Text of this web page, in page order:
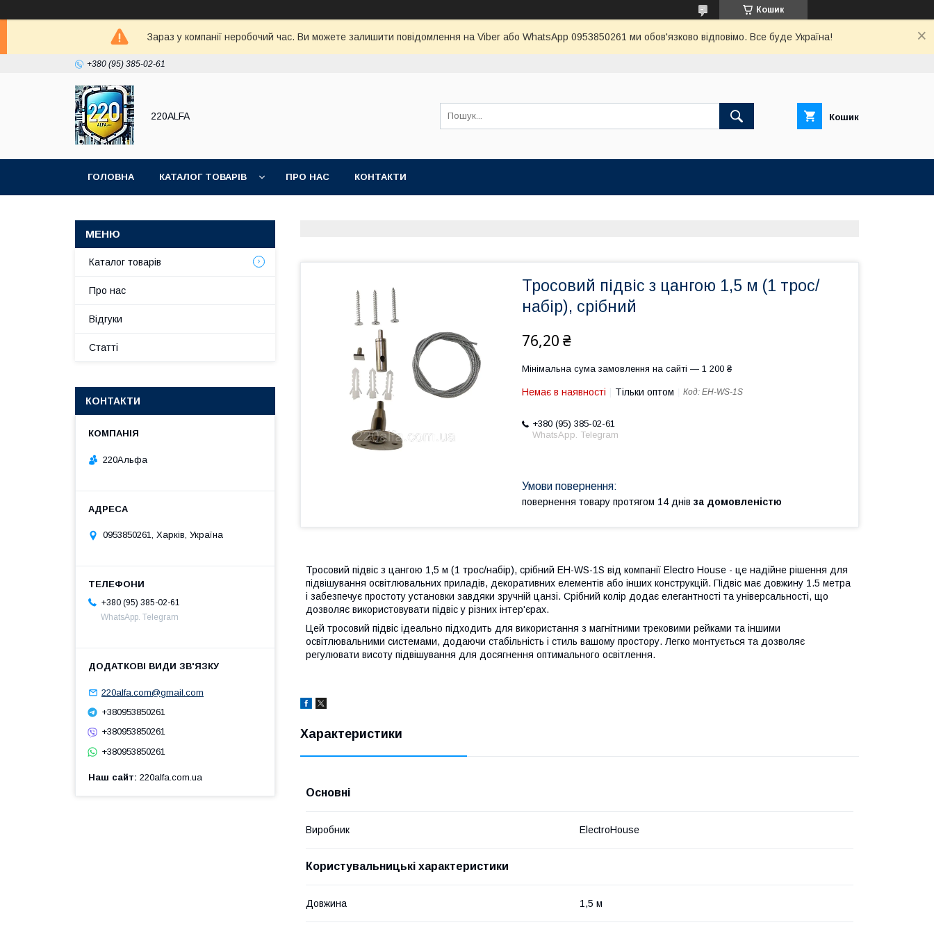
Кошик
Зараз у компанії неробочий час. Ви можете залишити повідомлення на Viber або WhatsApp 0953850261 ми обов'язково відповімо. Все буде Україна!
+380 (95) 385-02-61
220ALFA Кошик
ГОЛОВНА КАТАЛОГ ТОВАРІВ ПРО НАС КОНТАКТИ
Тросовий підвіс з цангою 1,5 м (1 трос/
набір), срібний
76,20 ₴
Мінімальна сума замовлення на сайті — 1 200 ₴
Немає в наявності Тільки оптом Код: EH-WS-1S
+380 (95) 385-02-61
WhatsApp. Telegram
повернення товару протягом 14 днів за домовленістю
Тросовий підвіс з цангою 1,5 м (1 трос/набір), срібний EH-WS-1S від компанії Electro House - це надійне рішення для
підвішування освітлювальних приладів, декоративних елементів або інших конструкцій. Підвіс має довжину 1.5 метра
і забезпечує простоту установки завдяки зручній цанзі. Срібний колір додає елегантності та універсальності, що
дозволяє використовувати підвіс у різних інтер'єрах.
Цей тросовий підвіс ідеально підходить для використання з магнітними трековими рейками та іншими
освітлювальними системами, додаючи стабільність і стиль вашому простору. Легко монтується та дозволяє
регулювати висоту підвішування для досягнення оптимального освітлення.
Характеристики
Основні
Виробник ElectroHouse
Користувальницькі характеристики
Довжина 1,5 м
Каталог товарів
Про нас
Відгуки
Статті
КОНТАКТИ
220Альфа
0953850261, Харків, Україна
+380 (95) 385-02-61
WhatsApp. Telegram
220alfa.com@gmail.com
+380953850261
+380953850261
+380953850261
Наш сайт 220alfa.com.ua